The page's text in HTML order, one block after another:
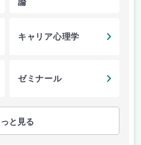
論
キャリア心理学
ゼミナール
と見る